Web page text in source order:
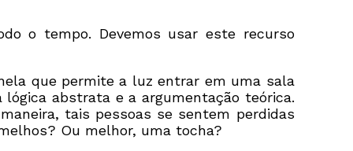
o tempo. Devemos usar este recurso
que permite a luz entrar em uma sala
abstrata e a argumentação teórica.
tais pessoas se sentem perdidas
Ou melhor, uma tocha?